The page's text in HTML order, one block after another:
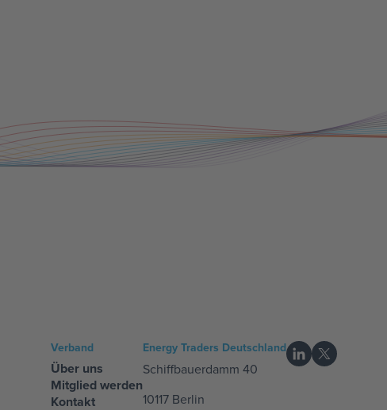
Verband
Über uns
Mitglied werden
Kontakt
Energy Traders Deutschland
Schiffbauerdamm 40
10117 Berlin